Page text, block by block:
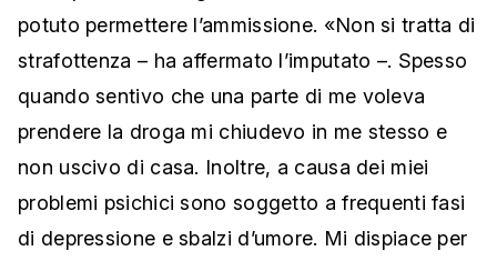
potuto permettere l’ammissione. «Non si tratta di
strafottenza – ha affermato l’imputato –. Spesso
quando sentivo che una parte di me voleva
prendere la droga mi chiudevo in me stesso e
non uscivo di casa. Inoltre, a causa dei miei
problemi psichici sono soggetto a frequenti fasi
di depressione e sbalzi d’umore. Mi dispiace per